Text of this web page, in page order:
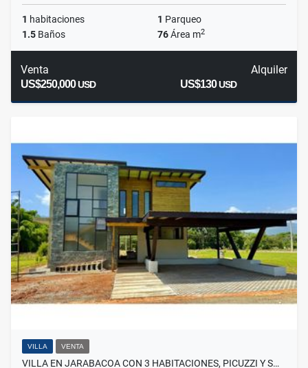
1 habitaciones 1 Parqueo
1.5 Baños 76Área m2
Venta
US$250,000USD
Alquiler
US$130USD
VILLA VENTA
VILLA EN JARABACOA CON 3 HABITACIONES, PICUZZI Y S…